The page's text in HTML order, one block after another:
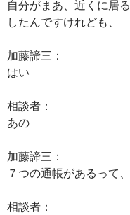
自分がまあ、近くに居
したんですけれども、
加藤諦三：
はい
相談者：
あの
加藤諦三：
７つの通帳があるって
相談者：